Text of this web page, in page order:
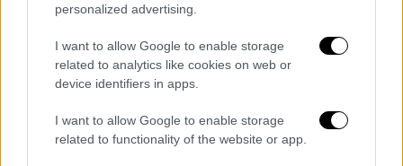
personalized advertising.
I want to allow Google to enable storage
related to analytics like cookies on web or
device identifiers in apps.
I want to allow Google to enable storage
related to functionality of the website or app.
Διαβάστε ακόμη
Από το Μίσιγκαν στον Λευκό Οίκο: Τι
σημαίνει η νίκη του Αμπντούλ Ελ-Σαγέντ
για τους Δημοκρατικούς
O στρατηγός ήταν σχιζοφρενής, εμμονικός,
πλησίαζε τα 75 όταν τον αντάμωσε η δόξα –